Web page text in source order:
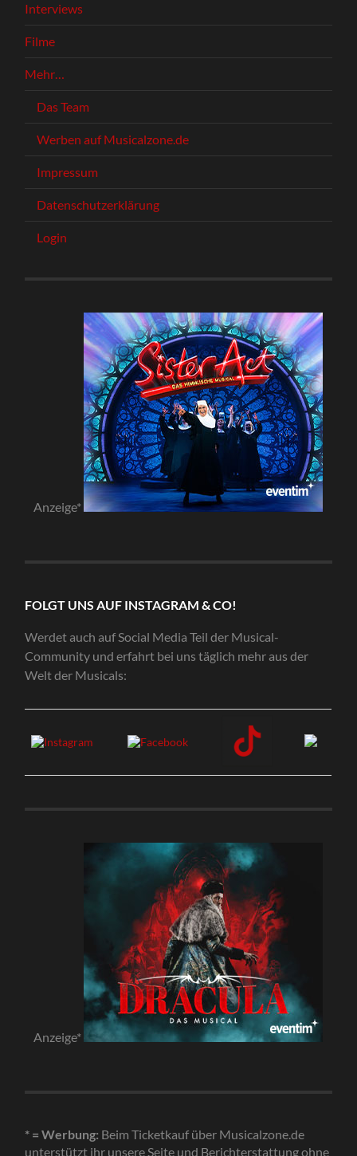
Interviews
Filme
Mehr…
Das Team
Werben auf Musicalzone.de
Impressum
Datenschutzerklärung
Login
Anzeige*
FOLGT UNS AUF INSTAGRAM & CO!
Werdet auch auf Social Media Teil der Musical-
Community und erfahrt bei uns täglich mehr aus der
Welt der Musicals:
Anzeige*
* = Werbung: Beim Ticketkauf über Musicalzone.de
unterstützt ihr unsere Seite und Berichterstattung ohne